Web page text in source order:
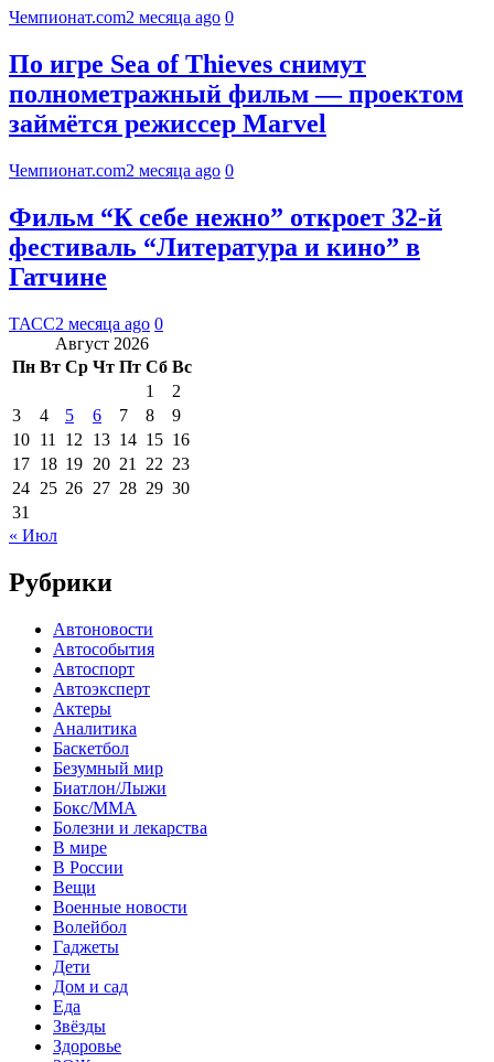
Чемпионат.com2 месяца ago 0
По игре Sea of Thieves снимут
полнометражный фильм — проектом
займётся режиссер Marvel
Чемпионат.com2 месяца ago 0
Фильм “К себе нежно” откроет 32-й
фестиваль “Литература и кино” в
Гатчине
ТАСС2 месяца ago 0
Август 2026
Пн Вт Ср Чт Пт Сб Вс
1
2
3
4 5 6 7 8
9
10 11 12 13 14 15 16
17 18 19 20 21 22 23
24 25 26 27 28 29 30
31
« Июл
Рубрики
Автоновости
Автособытия
Автоспорт
Автоэксперт
Актеры
Аналитика
Баскетбол
Безумный мир
Биатлон/Лыжи
Бокс/MMA
Болезни и лекарства
В мире
В России
Вещи
Военные новости
Волейбол
Гаджеты
Дети
Дом и сад
Еда
Звёзды
Здоровье